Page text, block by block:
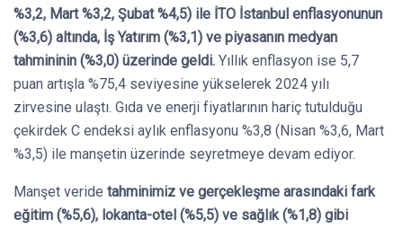
%3,2, Mart %3,2, Şubat %4,5) ile İTO İstanbul enflasyonunun
(%3,6) altında, İş Yatırım (%3,1) ve piyasanın medyan
tahmininin (%3,0) üzerinde geldi. Yıllık enflasyon ise 5,7
puan artışla %75,4 seviyesine yükselerek 2024 yılı
zirvesine ulaştı. Gıda ve enerji fiyatlarının hariç tutulduğu
çekirdek C endeksi aylık enflasyonu %3,8 (Nisan %3,6, Mart
%3,5) ile manşetin üzerinde seyretmeye devam ediyor.
Manşet veride tahminimiz ve gerçekleşme arasındaki fark
eğitim (%5,6), lokanta-otel (%5,5) ve sağlık (%1,8) gibi